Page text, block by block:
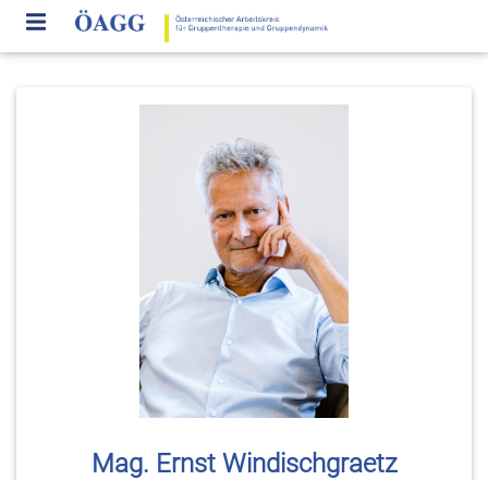
Mag. Ernst Windischgraetz